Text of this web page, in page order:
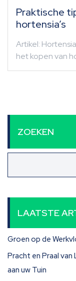
Praktische
hortensia’s
Artikel:
het kopen van
ZOEKEN
LAATSTE
Groen op de
Pracht en Praal van
aan uw Tuin